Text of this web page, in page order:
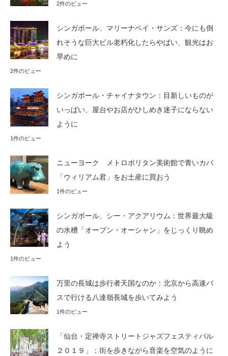
2件のビュー
シンガポール、マリーナベイ・サンズ：今にも倒
れそうな巨大ビル老朽化したらやばい、観光はお
早めに
2件のビュー
シンガポール・チャイナタウン：目新しいものが
いっぱい、屋台やお店がひしめき迷子にならない
ように
1件のビュー
ニューヨーク メトロポリタン美術館で青いカバ
「ウィリアム君」をお土産に買おう
1件のビュー
シンガポール、シー・アクアリウム：世界最大級
の水槽「オープン・オーシャン」をじっくり眺め
よう
1件のビュー
万里の長城は歩行者天国なのか：北京から高速バ
スで行ける八達嶺長城を歩いてみよう
1件のビュー
「仙台・定禅寺ストリートジャズフェスティバル
２０１９」：街を歩きながら音楽を空気のように